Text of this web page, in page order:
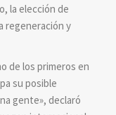
la elección de
regeneración y
de los primeros en
su posible
gente», declaró